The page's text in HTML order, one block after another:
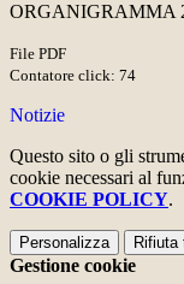
ORGANIGRAMMA
File PDF
Contatore click: 74
Notizie
Questo sito o gli
cookie necessari al
COOKIE POLICY.
Personalizza Rifiuta
Gestione cookie